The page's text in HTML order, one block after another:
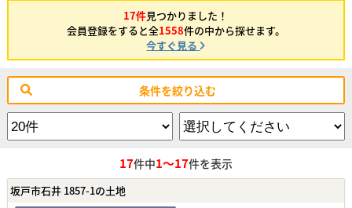
17件見つかりました！
会員登録をすると全1558件の中から探せます。
今すぐ見る
条件を絞り込む
17件中1～17件を表示
坂戸市石井 1857-1の土地